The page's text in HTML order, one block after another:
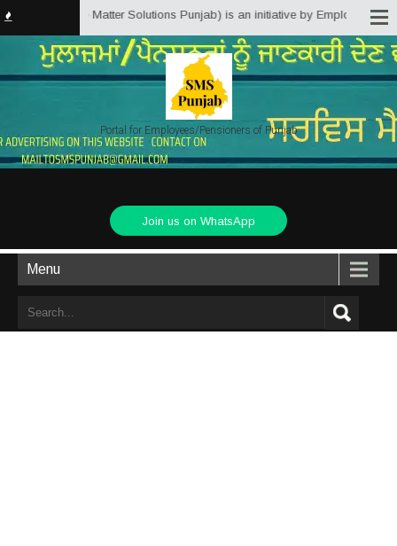
(Service Matter Solutions Punjab) is an initiative by Employees/
Portal for Employees/Pensioners of Punjab
Join us on WhatsApp
Menu